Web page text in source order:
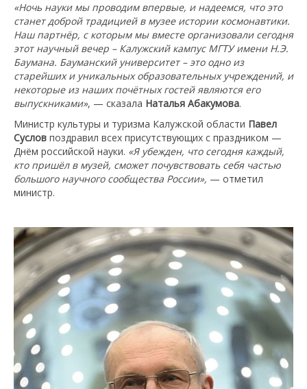
«Ночь науки мы проводим впервые, и надеемся, что это
станет доброй традицией в музее истории космонавтики.
Наш партнёр, с которым мы вместе организовали сегодня
этот научный вечер – Калужский кампус МГТУ имени Н.Э.
Баумана. Бауманский университет – это одно из
старейших и уникальных образовательных учреждений, и
некоторые из наших почётных гостей являются его
выпускниками», — сказала Наталья Абакумова.
Министр культуры и туризма Калужской области Павел
Суслов поздравил всех присутствующих с праздником —
Днём российской науки. «Я убежден, что сегодня каждый,
кто пришёл в музей, сможет почувствовать себя частью
большого научного сообщества России», — отметил
министр.